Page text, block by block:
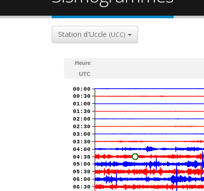
Station d'Uccle (UCC)
Heure
UTC
00:00
00:30
01:00
01:30
02:00
02:30
03:00
03:30
04:00
04:30
05:00
05:30
06:00
06:30